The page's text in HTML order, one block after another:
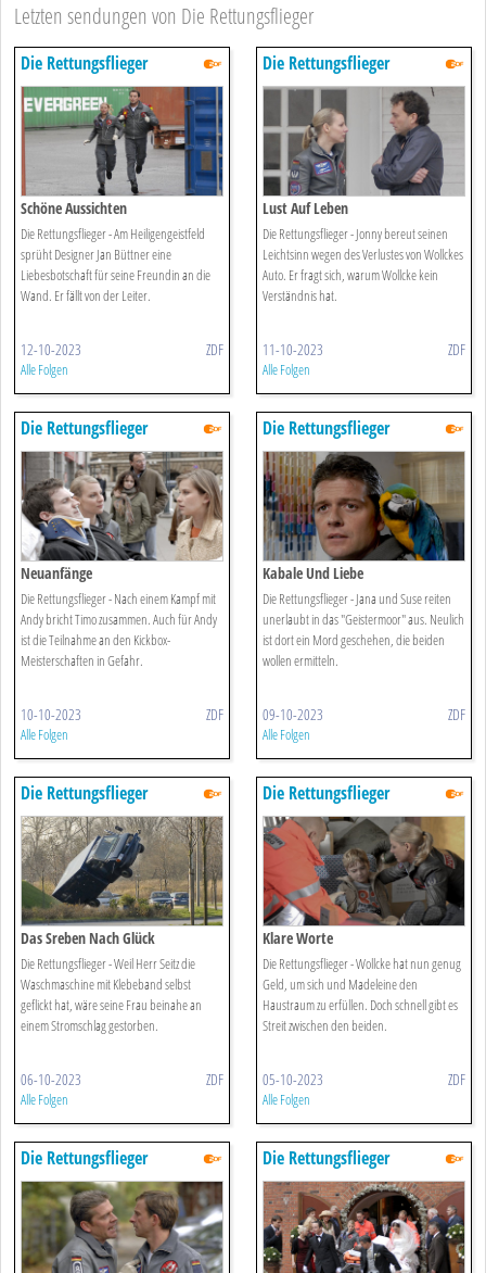
Letzten sendungen von Die Rettungsflieger
Die Rettungsflieger
Schöne Aussichten
Die Rettungsflieger - Am Heiligengeistfeld
sprüht Designer Jan Büttner eine
Liebesbotschaft für seine Freundin an die
Wand. Er fällt von der Leiter.
12-10-2023 ZDF
Alle Folgen
Die Rettungsflieger
Lust Auf Leben
Die Rettungsflieger - Jonny bereut seinen
Leichtsinn wegen des Verlustes von Wollckes
Auto. Er fragt sich, warum Wollcke kein
Verständnis hat.
11-10-2023 ZDF
Alle Folgen
Die Rettungsflieger
Neuanfänge
Die Rettungsflieger - Nach einem Kampf mit
Andy bricht Timo zusammen. Auch für Andy
ist die Teilnahme an den Kickbox-
Meisterschaften in Gefahr.
10-10-2023 ZDF
Alle Folgen
Die Rettungsflieger
Kabale Und Liebe
Die Rettungsflieger - Jana und Suse reiten
unerlaubt in das "Geistermoor" aus. Neulich
ist dort ein Mord geschehen, die beiden
wollen ermitteln.
09-10-2023 ZDF
Alle Folgen
Die Rettungsflieger
Das Sreben Nach Glück
Die Rettungsflieger - Weil Herr Seitz die
Waschmaschine mit Klebeband selbst
geflickt hat, wäre seine Frau beinahe an
einem Stromschlag gestorben.
06-10-2023 ZDF
Alle Folgen
Die Rettungsflieger
Klare Worte
Die Rettungsflieger - Wollcke hat nun genug
Geld, um sich und Madeleine den
Haustraum zu erfüllen. Doch schnell gibt es
Streit zwischen den beiden.
05-10-2023 ZDF
Alle Folgen
Die Rettungsflieger Die Rettungsflieger